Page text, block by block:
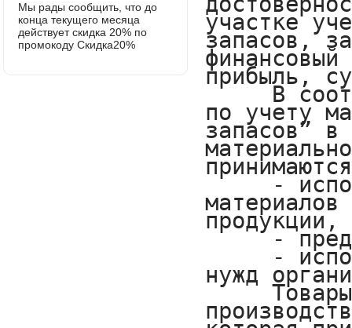
Мы рады сообщить, что до
конца текущего месяца
действует скидка 20% по
промокоду Скидка20%